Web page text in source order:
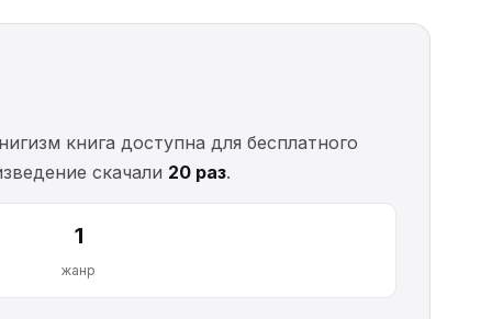
книга доступна для бесплатного
скачали 20 раз.
1
жанр